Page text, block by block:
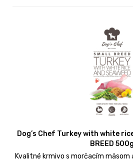
Dog’s Chef Turkey with white
BREED 500g
Kvalitné krmivo s morčacím mäsom